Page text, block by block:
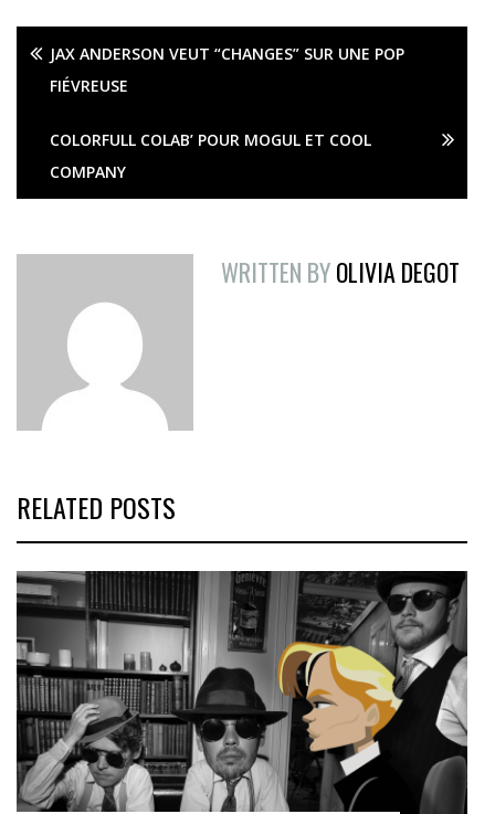
JAX ANDERSON VEUT “CHANGES” SUR UNE POP
FIÉVREUSE
COLORFULL COLAB’ POUR MOGUL ET COOL
COMPANY
WRITTEN BYOLIVIA DEGOT
RELATED POSTS